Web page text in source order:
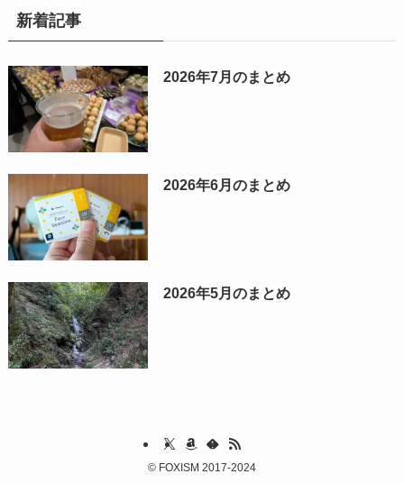
新着記事
2026年7月のまとめ
2026年6月のまとめ
2026年5月のまとめ
© FOXISM 2017-2024